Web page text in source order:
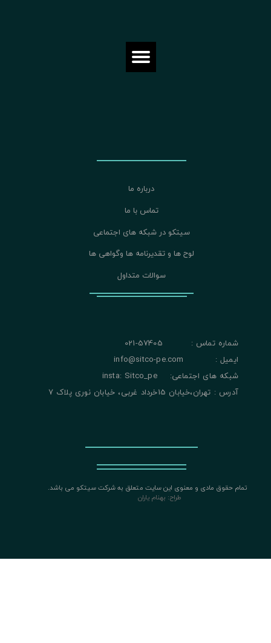
تمام حقوق مادی و معنوی این سایت متعلق به شرکت سیتکو می باشد.
طراح: بهنام یاران
درباره ما
تماس با ما
سیتکو در شبکه های اجتماعی
لوح ها و تقدیرنامه ها وگواهی ها
سوالات متداول
شماره تماس : 57405-021
ایمیل : info@sitco-pe.com
شبکه های اجتماعی: insta: Sitco_pe
آدرس : تهران،خیابان 15خرداد غربی، خیابان نوری پلاک 7